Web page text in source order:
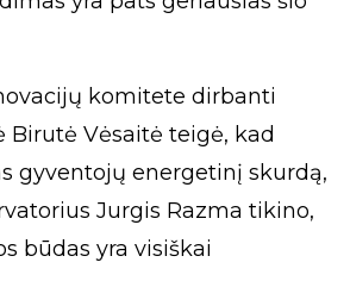
komitete dirbanti
Birutė Vėsaitė teigė, kad
gyventojų energetinį skurdą,
Jurgis Razma tikino,
būdas yra visiškai